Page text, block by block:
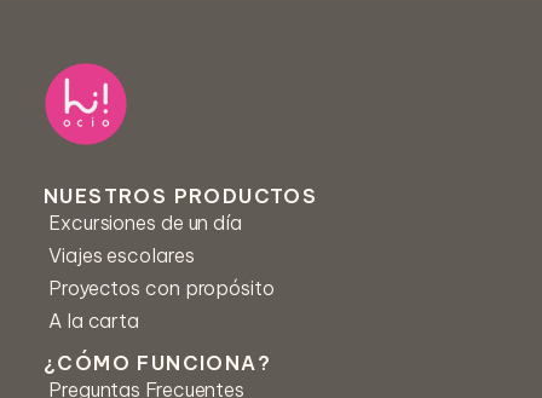
Nombre *
Centro educativo *
Correo *
Número de teléfono
NUESTROS PRODUCTOS
Excursiones de un día
Viajes escolares
Proyectos con propósito
A la carta
¿CÓMO FUNCIONA?
Preguntas Frecuentes